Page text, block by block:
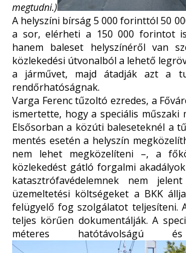
megtudni.)
A helyszíni bírság 5 000 forinttól 50
a sor, elérheti a 150 000 forintot
hanem baleset helyszínéről van
közlekedési útvonalból a lehető
a járművet, majd átadják azt a
rendőrhatóságnak.
Varga Ferenc tűzoltó ezredes, a
ismertette, hogy a speciális
Elsősorban a közúti baleseteknél a
mentés esetén a helyszín
nem lehet megközelíteni –, a
közlekedést gátló forgalmi
katasztrófavédelemnek nem
üzemeltetési költségeket a BKK
felügyelő fog szolgálatot teljesíteni.
teljes körűen dokumentálják. A
méteres